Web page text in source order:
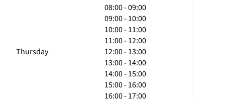
Thursday
08:00 - 09:00
09:00 - 10:00
10:00 - 11:00
11:00 - 12:00
12:00 - 13:00
13:00 - 14:00
14:00 - 15:00
15:00 - 16:00
16:00 - 17:00